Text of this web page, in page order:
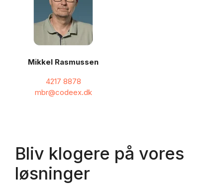
Mikkel Rasmussen
4217 8878
mbr@codeex.dk
Bliv klogere på vores
løsninger